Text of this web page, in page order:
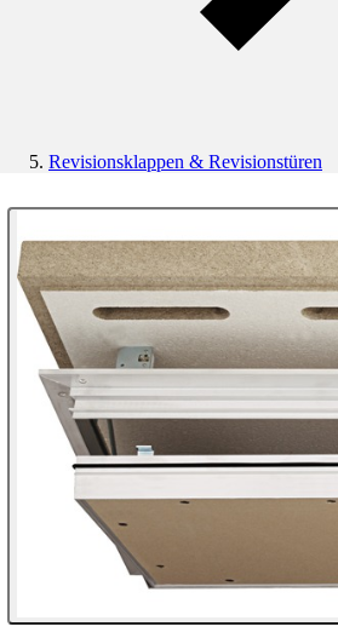
Revisionsklappen & Revisionstüren